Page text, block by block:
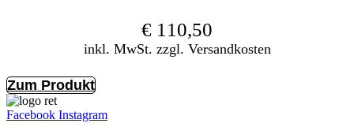
€ 110,50
inkl. MwSt. zzgl. Versandkosten
Zum Produkt
Facebook Instagram